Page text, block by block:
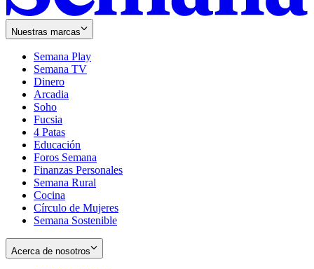
Nuestras marcas
Semana Play
Semana TV
Dinero
Arcadia
Soho
in
new
window
Fucsia
in
new
window
4 Patas
Educación
Foros Semana
Finanzas Personales
Semana Rural
Cocina
Círculo de Mujeres
Semana Sostenible
Acerca de nosotros